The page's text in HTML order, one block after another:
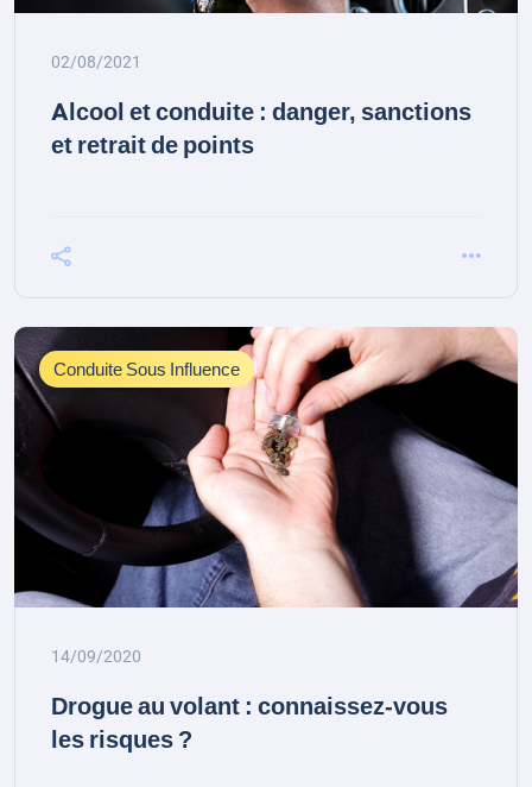
02/08/2021
Alcool et conduite : danger, sanctions
et retrait de points
Conduite Sous Influence
14/09/2020
Drogue au volant : connaissez-vous
les risques ?